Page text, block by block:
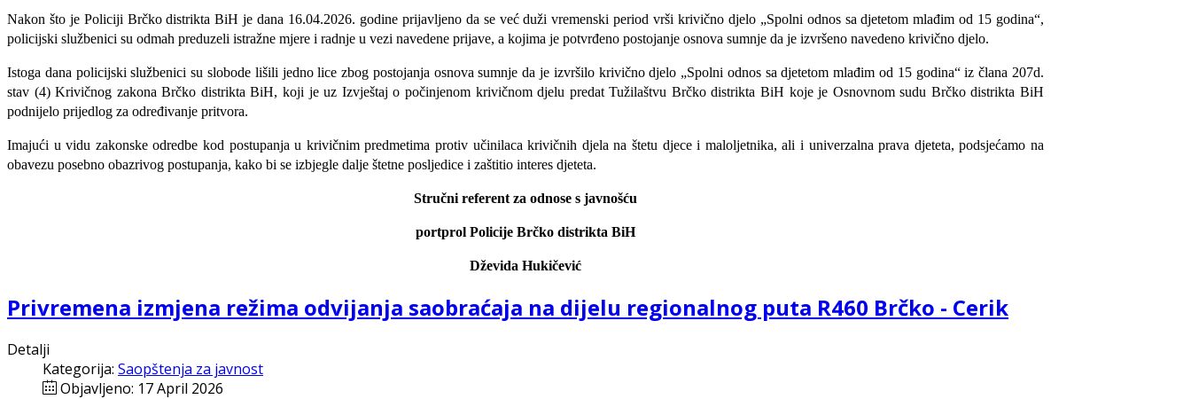
Nakon što je Policiji Brčko distrikta BiH je dana 16.04.2026. godine prijavljeno da se već duži vremenski period vrši krivično djelo „Spolni odnos sa djetetom mlađim od 15 godina“,
policijski službenici su odmah preduzeli istražne mjere i radnje u vezi navedene prijave, a kojima je potvrđeno postojanje osnova sumnje da je izvršeno navedeno krivično djelo.
Istoga dana policijski službenici su slobode lišili jedno lice zbog postojanja osnova sumnje da je izvršilo krivično djelo „Spolni odnos sa djetetom mlađim od 15 godina“ iz člana 207d.
stav (4) Krivičnog zakona Brčko distrikta BiH, koji je uz Izvještaj o počinjenom krivičnom djelu predat Tužilaštvu Brčko distrikta BiH koje je Osnovnom sudu Brčko distrikta BiH
podnijelo prijedlog za određivanje pritvora.
Imajući u vidu zakonske odredbe kod postupanja u krivičnim predmetima protiv učinilaca krivičnih djela na štetu djece i maloljetnika, ali i univerzalna prava djeteta, podsjećamo na
obavezu posebno obazrivog postupanja, kako bi se izbjegle dalje štetne posljedice i zaštitio interes djeteta.
Stručni referent za odnose s javnošću
portprol Policije Brčko distrikta BiH
Dževida Hukičević
Privremena izmjena režima odvijanja saobraćaja na dijelu regionalnog puta R460 Brčko - Cerik
Detalji
Kategorija: Saopštenja za javnost
Objavljeno: 17 April 2026